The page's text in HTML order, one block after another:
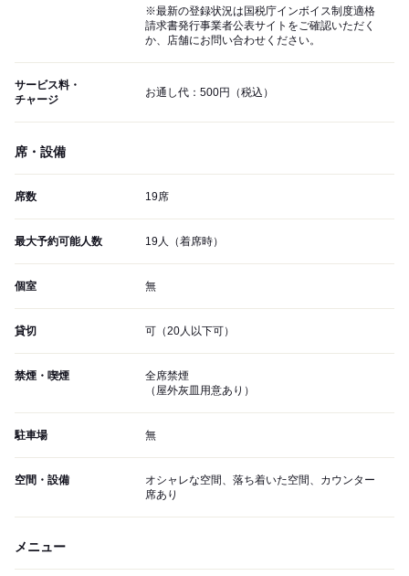
※最新の登録状況は国税庁インボイス制度適格
請求書発行事業者公表サイトをご確認いただく
か、店舗にお問い合わせください。
サービス料・
チャージ
お通し代：500円（税込）
席・設備
席数 19席
最大予約可能人数 19人（着席時）
個室 無
貸切 可（20人以下可）
禁煙・喫煙
全席禁煙
（屋外灰皿用意あり）
駐車場 無
空間・設備
オシャレな空間、落ち着いた空間、カウンター
席あり
メニュー